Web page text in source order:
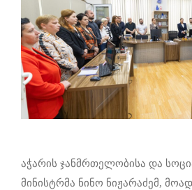
აჭარის ჯანმრთელობისა და
მინისტრმა ნინო ნიჟარაძემ,